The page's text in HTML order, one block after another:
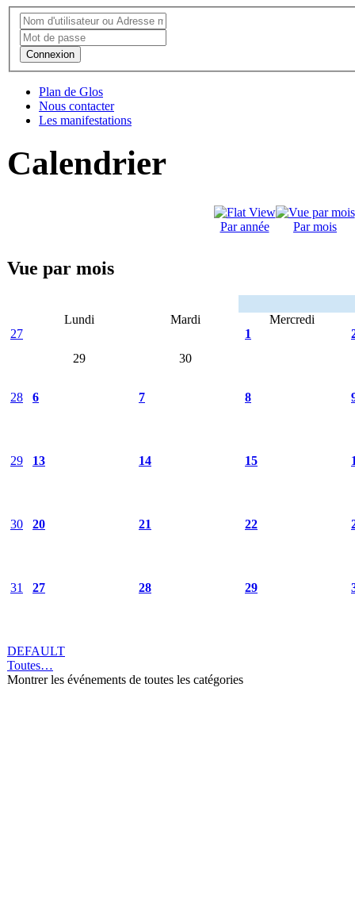
Connexion
Plan de Glos
Nous contacter
Les manifestations
Calendrier
Par année Par mois
Vue par mois
Lundi Mardi
Mercredi
27
29
30
1
28 6 7 8
29 13 14 15
30 20 21 22
31 27 28 29
DEFAULT
Toutes…
Montrer les événements de toutes les catégories